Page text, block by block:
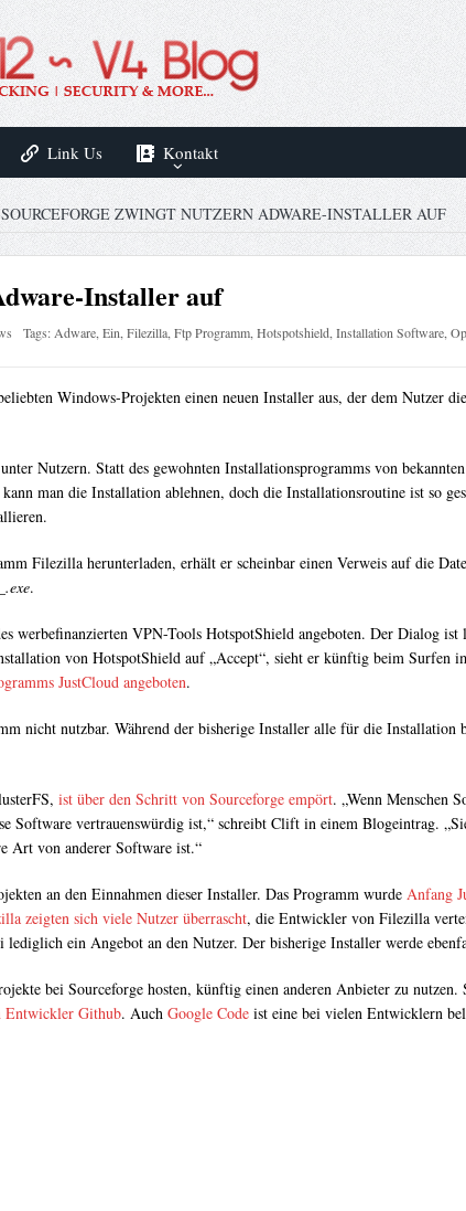
Link Us Kontakt
SOURCEFORGE ZWINGT NUTZERN ADWARE-INSTALLER AUF
Installer auf
Tags:Adware,Ein,Filezilla,Ftp Programm,Hotspotshield,Installation Software,
Windows-Projekten einen neuen Installer aus, der dem Nutzer
Nutzern. Statt des gewohnten Installationsprogramms von
man die Installation ablehnen, doch die Installationsroutine ist so
Filezilla herunterladen, erhält er scheinbar einen Verweis auf die
.
werbefinanzierten VPN-Tools HotspotShield angeboten. Der Dialog
von HotspotShield auf „Accept“, sieht er künftig beim Surfen
JustCloud angeboten.
nicht nutzbar. Während der bisherige Installer alle für die
ist über den Schritt von Sourceforge empört. „Wenn Menschen
Software vertrauenswürdig ist,“ schreibt Clift in einem Blogeintrag.
Art von anderer Software ist.“
an den Einnahmen dieser Installer. Das Programm wurde Anfang
zeigten sich viele Nutzer überrascht, die Entwickler von Filezilla
ein Angebot an den Nutzer. Der bisherige Installer werde
bei Sourceforge hosten, künftig einen anderen Anbieter zu
Entwickler Github. Auch Google Codeist eine bei vielen Entwicklern